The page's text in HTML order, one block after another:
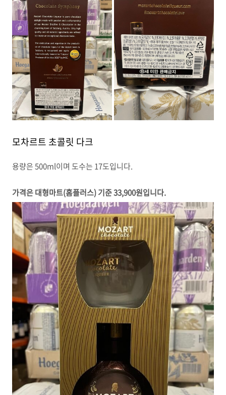
모차르트 초콜릿 다크
용량은 500ml이며 도수는 17도입니다.
가격은 대형마트(홈플러스) 기준 33,900원입니다.